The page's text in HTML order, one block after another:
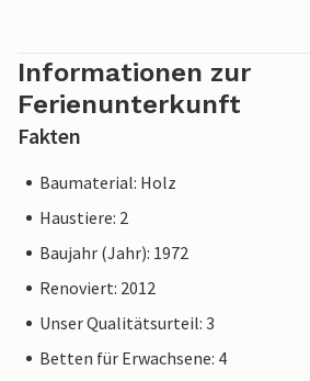
Informationen zur
Ferienunterkunft
Fakten
Baumaterial: Holz
Haustiere: 2
Baujahr (Jahr): 1972
Renoviert: 2012
Unser Qualitätsurteil: 3
Betten für Erwachsene: 4